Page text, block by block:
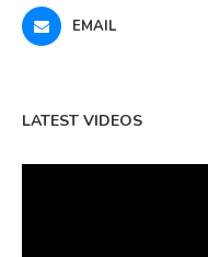
EMAIL
LATEST VIDEOS